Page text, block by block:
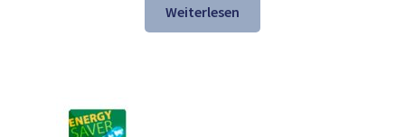
war:
15,54 €
ist:
9,98 €.
Weiterlesen